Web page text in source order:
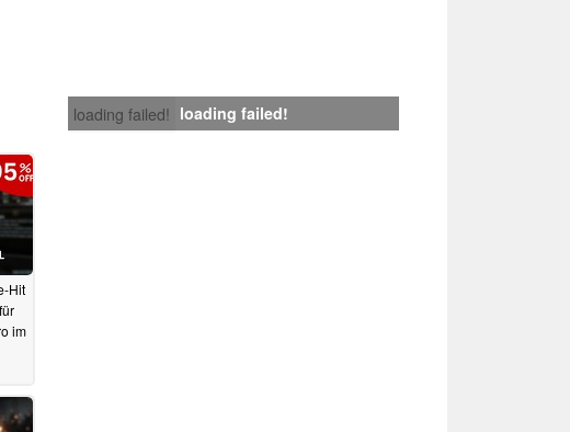
loading failed! loading failed!
Hit
im